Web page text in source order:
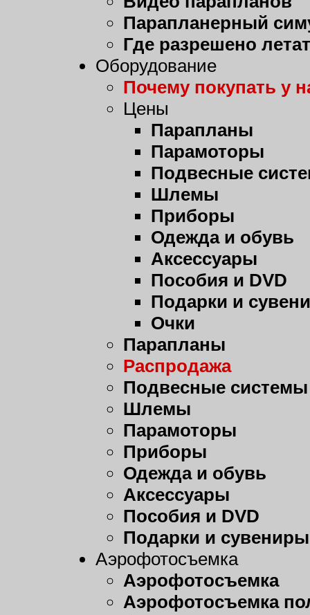
Парапланерный
Где разрешено
Оборудование
Почему покупать у
Цены
Парапланы
Парамоторы
Подвесные
Шлемы
Приборы
Одежда и обувь
Аксессуары
Пособия и DVD
Подарки и
Очки
Парапланы
Распродажа
Подвесные системы
Шлемы
Парамоторы
Приборы
Одежда и обувь
Аксессуары
Пособия и DVD
Подарки и сувениры
Аэрофотосъемка
Аэрофотосъемка
Аэрофотосъемка